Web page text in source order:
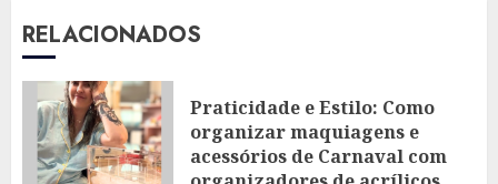
RELACIONADOS
Praticidade e Estilo: Como
organizar maquiagens e
acessórios de Carnaval com